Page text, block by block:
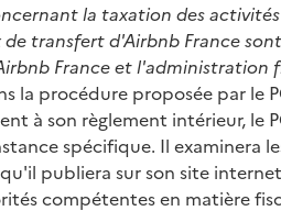
la taxation des
transfert d'Airbnb France
France et l'administration
la procédure proposée par le
à son règlement intérieur, le
spécifique. Il examinera
publiera sur son site internet.
compétentes en matière